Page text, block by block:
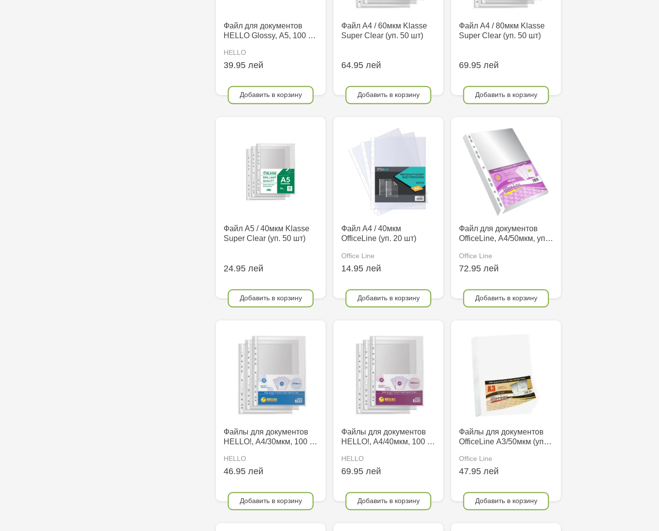
Файл для документов
HELLO Glossy, А5, 100 …
HELLO
39.95 лей
Добавить в корзину
Файл A4 / 60мкм Klasse
Super Clear (уп. 50 шт)
64.95 лей
Добавить в корзину
Файл A4 / 80мкм Klasse
Super Clear (уп. 50 шт)
69.95 лей
Добавить в корзину
Файл A5 / 40мкм Klasse
Super Clear (уп. 50 шт)
24.95 лей
Добавить в корзину
Файл A4 / 40мкм
OfficeLine (уп. 20 шт)
Office Line
14.95 лей
Добавить в корзину
Файл для документов
OfficeLine, А4/50мкм, уп…
Office Line
72.95 лей
Добавить в корзину
Файлы для документов
HELLO!, А4/30мкм, 100 …
HELLO
46.95 лей
Добавить в корзину
Файлы для документов
HELLO!, А4/40мкм, 100 …
HELLO
69.95 лей
Добавить в корзину
Файлы для документов
OfficeLine А3/50мкм (уп…
Office Line
47.95 лей
Добавить в корзину